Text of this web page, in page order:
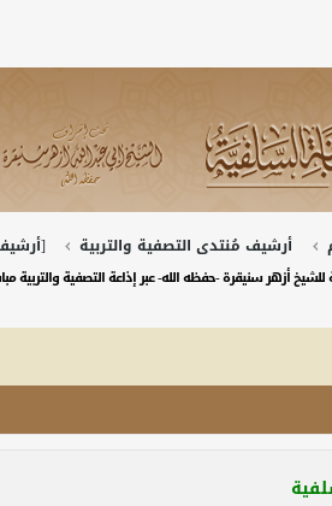
أرشيف مُنتدى التصفية والتربية [أرشيف]
أزهر سنيقرة -حفظه الله- عبر إذاعة التصفية والتربية